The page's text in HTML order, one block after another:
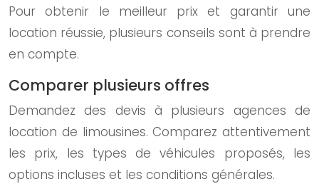
Pour obtenir le meilleur prix et garantir une
location réussie, plusieurs conseils sont à prendre
en compte.
Comparer plusieurs offres
Demandez des devis à plusieurs agences de
location de limousines. Comparez attentivement
les prix, les types de véhicules proposés, les
options incluses et les conditions générales.